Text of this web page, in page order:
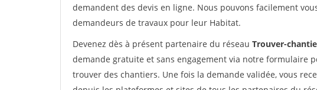
demandent des devis en ligne. Nous pouvons facilement
demandeurs de travaux pour leur Habitat.
Devenez dès à présent partenaire du réseau Trouver-
demande gratuite et sans engagement via notre formulaire
trouver des chantiers. Une fois la demande validée, vous